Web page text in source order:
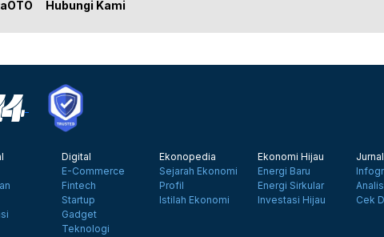
Hubungi Kami
Digital
E-Commerce
Fintech
Startup
Gadget
Teknologi
Ekonopedia
Sejarah Ekonomi
Profil
Istilah Ekonomi
Ekonomi Hijau
Energi Baru
Energi Sirkular
Investasi Hijau
Cek